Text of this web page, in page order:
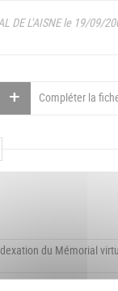
DE L'AISNE le 19/09/
Compléter la
du Mémorial